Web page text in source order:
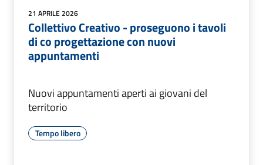
21 APRILE 2026
Collettivo Creativo - proseguono i tavoli
di co progettazione con nuovi
appuntamenti
Nuovi appuntamenti aperti ai giovani del
territorio
Tempo libero